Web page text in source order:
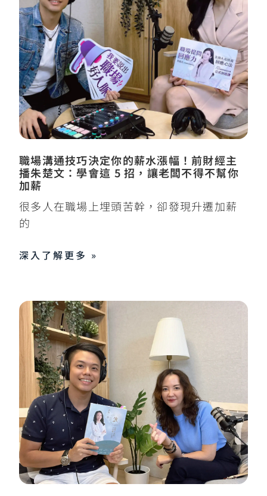
職場溝通技巧決定你的薪水漲幅！前財經主
播朱楚文：學會這 5 招，讓老闆不得不幫你
加薪
很多人在職場上埋頭苦幹，卻發現升遷加薪
的
深入了解更多 »